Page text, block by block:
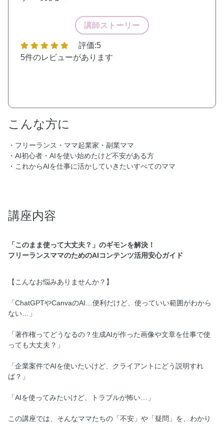
講師ストーリー
評価:5
5件のレビューがあります
こんな方に
・フリーランス・ママ起業家・副業ママ
・AI初心者・AIを使い始めたけど不安がある方
・これからAIを仕事に活かしていきたいすべてのママ
講座内容
「このまま使って大丈夫？」のギモンを解決！
フリーランスママのためのAIコンテンツ活用安心ガイド
【こんなお悩みありませんか？】
「ChatGPTやCanvaのAI…便利だけど、使っていい範囲がわから
ない…」
「著作権ってどうなるの？生成AIが作った画像や文章を仕事で使
っても大丈夫？」
「企業案件でAIを使いたいけど、クライアントにどう説明すれ
ば？」
「AIを使ってみたいけど、トラブルが怖い…」
この講座では、そんなママたちの「不安」や「疑問」を、わかり